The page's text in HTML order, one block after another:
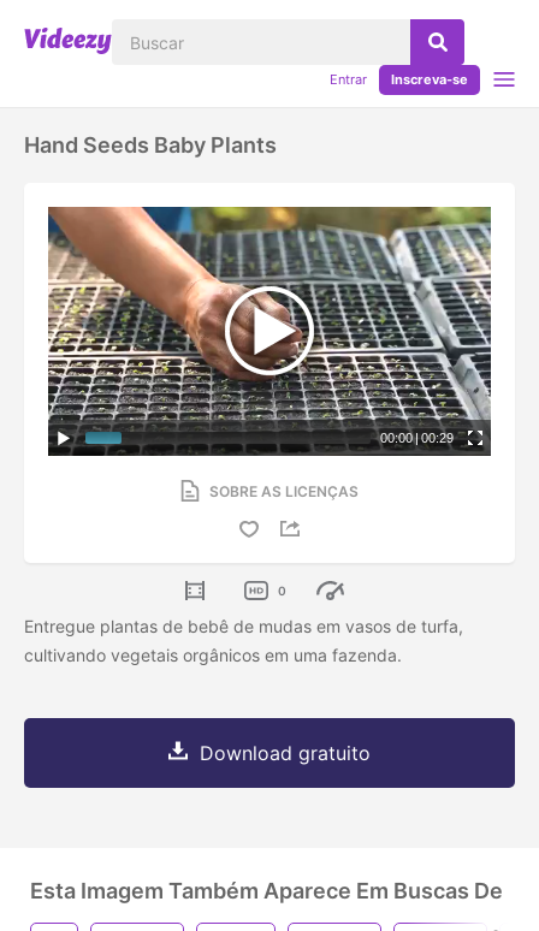
Entrar Inscreva-se
Hand Seeds Baby Plants
00:00|00:29
SOBRE AS LICENÇAS
0
Entregue plantas de bebê de mudas em vasos de turfa,
cultivando vegetais orgânicos em uma fazenda.
Download gratuito
Esta Imagem Também Aparece Em Buscas De